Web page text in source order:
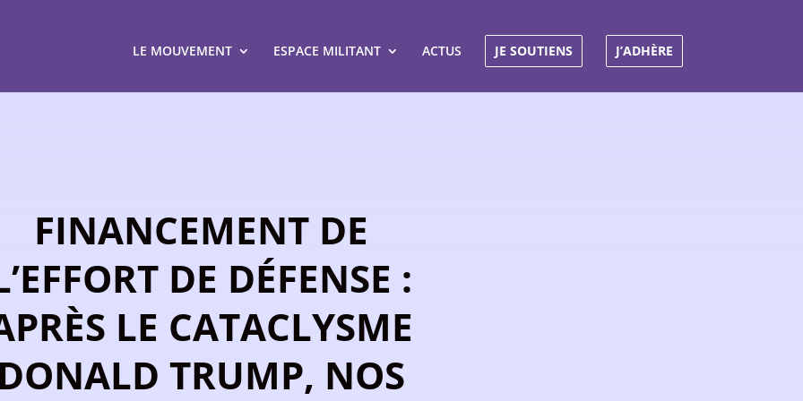
LE MOUVEMENT ESPACE MILITANT ACTUS JE SOUTIENS J’ADHÈRE
FINANCEMENT DE
DE DÉFENSE :
LE CATACLYSME
TRUMP, NOS